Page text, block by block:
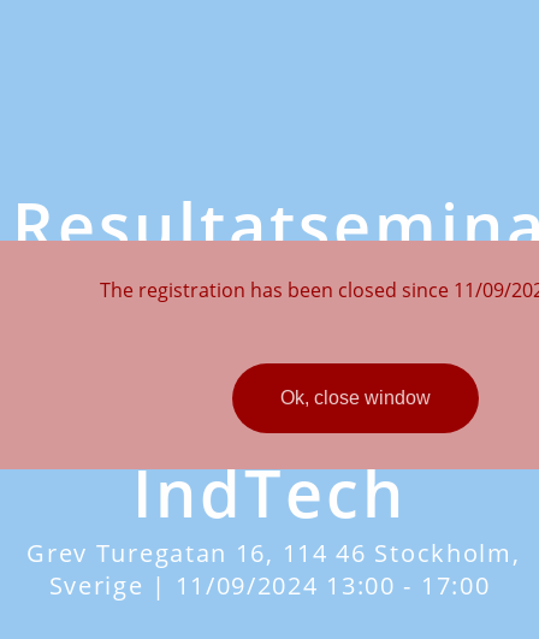
- Digitala
Stambanan
IndTech
Grev Turegatan 16, 114 46 Stockholm,
Sverige | 11/09/2024 13:00 - 17:00
The registration has been closed since 11/09/
Ok, close window